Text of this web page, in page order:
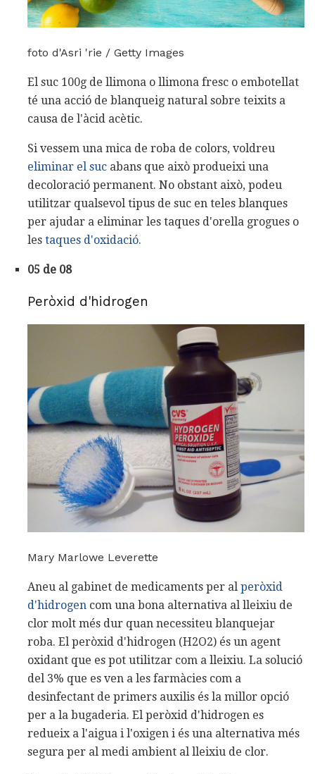
foto d'Asri 'rie / Getty Images
El suc 100g de llimona o llimona fresc o embotellat
té una acció de blanqueig natural sobre teixits a
causa de l'àcid acètic.
Si vessem una mica de roba de colors, voldreu
eliminar el suc abans que això produeixi una
decoloració permanent. No obstant això, podeu
utilitzar qualsevol tipus de suc en teles blanques
per ajudar a eliminar les taques d'orella grogues o
les taques d'oxidació.
05 de 08
Peròxid d'hidrogen
Mary Marlowe Leverette
Aneu al gabinet de medicaments per al peròxid
d'hidrogen com una bona alternativa al lleixiu de
clor molt més dur quan necessiteu blanquejar
roba. El peròxid d'hidrogen (H2O2) és un agent
oxidant que es pot utilitzar com a lleixiu. La solució
del 3% que es ven a les farmàcies com a
desinfectant de primers auxilis és la millor opció
per a la bugaderia. El peròxid d'hidrogen es
redueix a l'aigua i l'oxigen i és una alternativa més
segura per al medi ambient al lleixiu de clor.